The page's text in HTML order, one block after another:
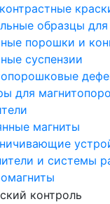
образцы
порошки и
суспензии
для
магниты
и системы